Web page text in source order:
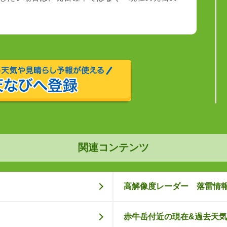
関連コンテンツ
高解像度レーダー 落雷情
赤牛岳付近の現在&過去天気